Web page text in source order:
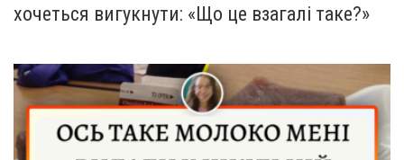
хочеться вигукнути: «Що це взагалі таке?»